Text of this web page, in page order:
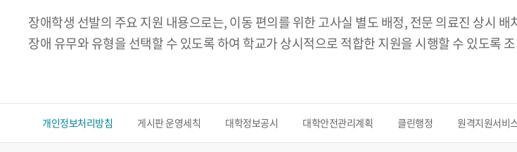
장애학생 선발의 주요 지원 내용으로는, 이동 편의를 위한 고사실 별도 배정, 전문 의료진 상시
장애 유무와 유형을 선택할 수 있도록 하여 학교가 상시적으로 적합한 지원을 시행할 수 있도록
개인정보처리방침 게시판 운영세칙 대학정보공시 대학안전관리계획 클린행정 원격지원서비